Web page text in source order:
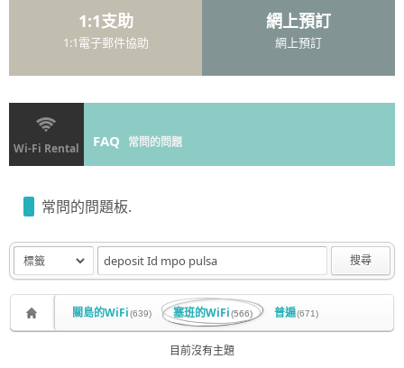
1:1支助
1:1電子郵件協助
網上預訂
網上預訂
Wi-Fi Rental FAQ 常問的問題
常問的問題板.
搜尋
關島的WiFi(639) 塞班的WiFi(566) 普遍(671)
目前沒有主題